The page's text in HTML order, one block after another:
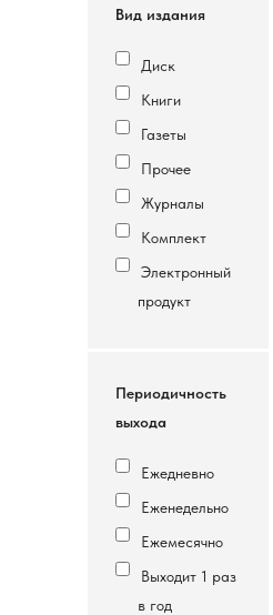
Вид издания
Диск
Книги
Газеты
Прочее
Журналы
Комплект
Электронный
продукт
Периодичность
выхода
Ежедневно
Еженедельно
Ежемесячно
Выходит 1 раз
в год